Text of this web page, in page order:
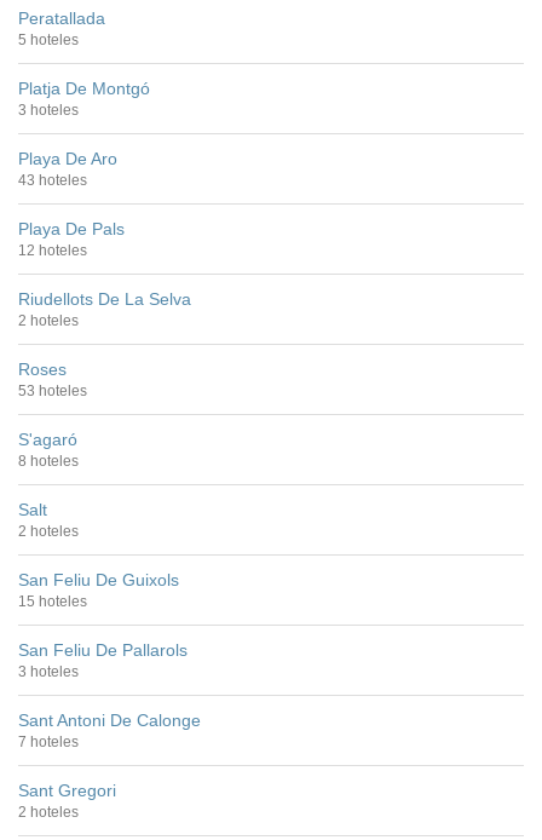
Peratallada
5 hoteles
Platja De Montgó
3 hoteles
Playa De Aro
43 hoteles
Playa De Pals
12 hoteles
Riudellots De La Selva
2 hoteles
Roses
53 hoteles
S'agaró
8 hoteles
Salt
2 hoteles
San Feliu De Guixols
15 hoteles
San Feliu De Pallarols
3 hoteles
Sant Antoni De Calonge
7 hoteles
Sant Gregori
2 hoteles